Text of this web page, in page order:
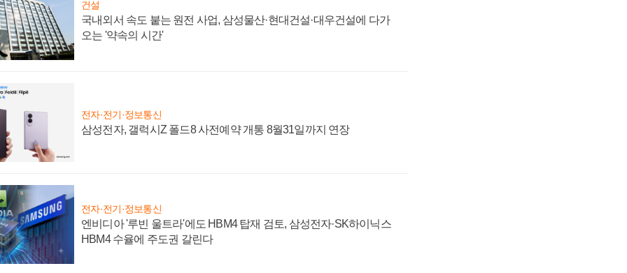
건설
국내외서 속도 붙는 원전 사업, 삼성물산·현대건설·대우건설에 다가
오는 '약속의 시간'
전자·전기·정보통신
삼성전자, 갤럭시Z 폴드8 사전예약 개통 8월31일까지 연장
전자·전기·정보통신
엔비디아 '루빈 울트라'에도 HBM4 탑재 검토, 삼성전자·SK하이닉스
HBM4 수율에 주도권 갈린다